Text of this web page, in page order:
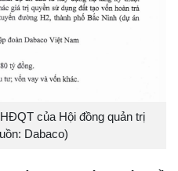
của Hội đồng quản trị
Dabaco)